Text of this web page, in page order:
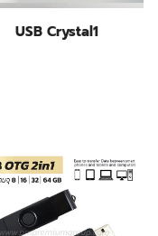
USB Crystal1